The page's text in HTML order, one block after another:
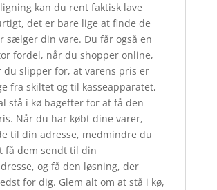
kan du rent faktisk lave
det er bare lige at finde de
sælger din vare. Du får også en
fordel, når du shopper online,
du slipper for, at varens pris er
fra skiltet og til kasseapparatet,
stå i kø bagefter for at få den
Når du har købt dine varer,
til din adresse, medmindre du
få dem sendt til din
og få den løsning, der
for dig. Glem alt om at stå i kø,